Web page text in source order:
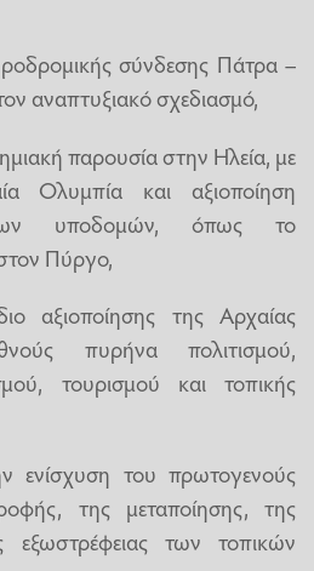
σύνδεσης Πάτρα –
αναπτυξιακό σχεδιασμό,
παρουσία στην Ηλεία, με
Ολυμπία και αξιοποίηση
υποδομών, όπως το
Πύργο,
αξιοποίησης της Αρχαίας
πυρήνα πολιτισμού,
τουρισμού και τοπικής
ενίσχυση του πρωτογενούς
της μεταποίησης, της
εξωστρέφειας των τοπικών